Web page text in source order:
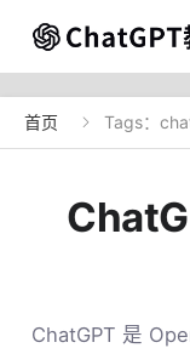
首页  Tags：
ChatGPT 是